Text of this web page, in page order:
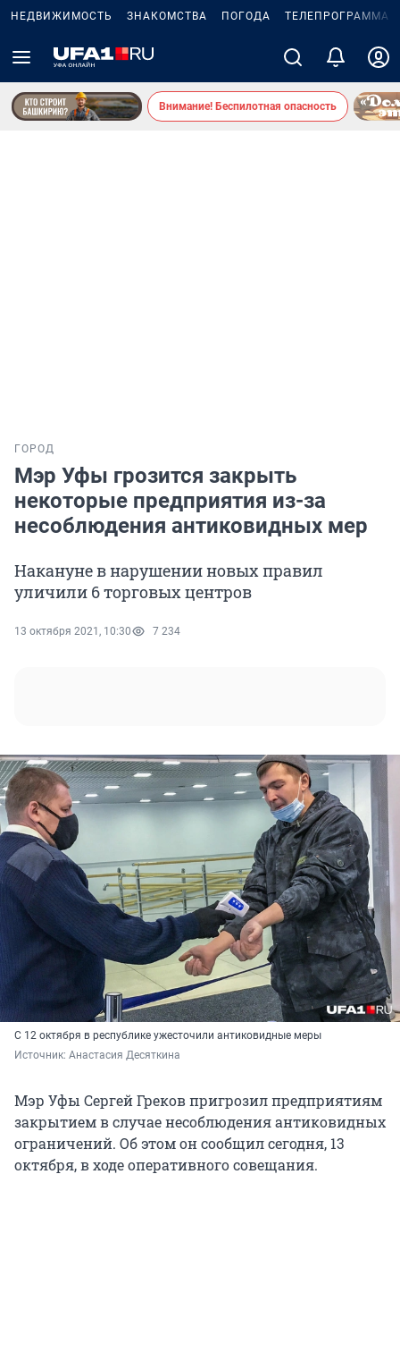
НЕДВИЖИМОСТЬ ЗНАКОМСТВА ПОГОДА ТЕЛЕПРОГРАММА
Внимание! Беспилотная опасность
ГОРОД
Мэр Уфы грозится закрыть
некоторые предприятия из-за
несоблюдения антиковидных мер
Накануне в нарушении новых правил
уличили 6 торговых центров
13 октября 2021, 10:30 7 234
С 12 октября в республике ужесточили антиковидные меры
Источник: Анастасия Десяткина
Мэр Уфы Сергей Греков пригрозил предприятиям
закрытием в случае несоблюдения антиковидных
ограничений. Об этом он сообщил сегодня, 13
октября, в ходе оперативного совещания.